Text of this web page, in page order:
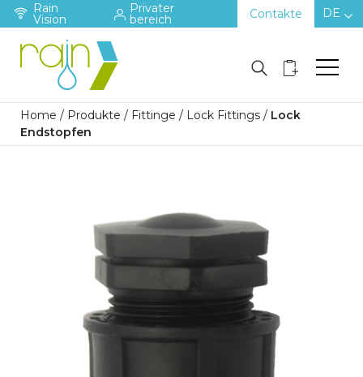
Rain
Vision
Privater
bereich Contakte DE
Home / Produkte / Fittinge / Lock Fittings / Lock
Endstopfen